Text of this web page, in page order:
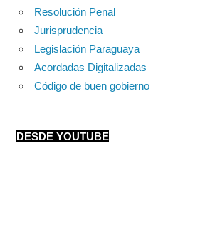
Resolución Penal
Jurisprudencia
Legislación Paraguaya
Acordadas Digitalizadas
Código de buen gobierno
DESDE YOUTUBE